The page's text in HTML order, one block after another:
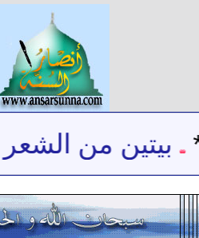
بيتين من الشعر